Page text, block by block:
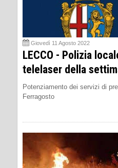
Giovedì 11 Agosto 2022
LECCO - Polizia
telelaser della
Potenziamento dei servizi di
Ferragosto